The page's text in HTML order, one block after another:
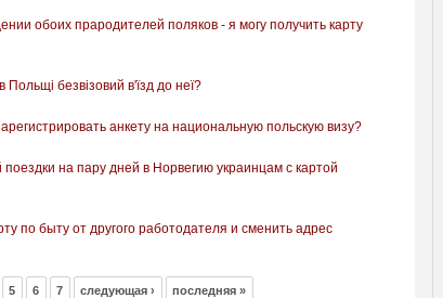
обоих прародителей поляков - я могу получить карту
безвізовий в'їзд до неї?
анкету на национальную польскую визу?
на пару дней в Норвегию украинцам с картой
по быту от другого работодателя и сменить адрес
5 6 7 следующая › последняя »